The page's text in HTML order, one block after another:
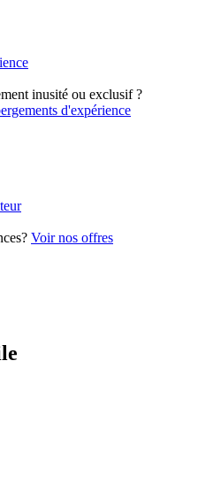
inusité ou exclusif ?
d'expérience
Voir nos offres